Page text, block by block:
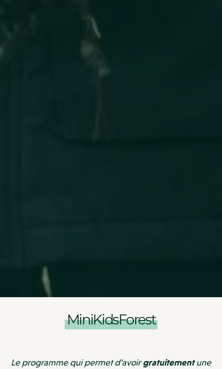
MiniKidsForest
Le programme qui permet d’avoirgratuitementune